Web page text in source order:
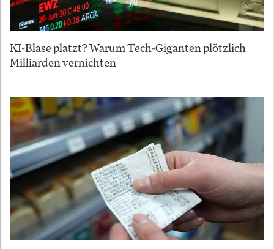
KI-Blase platzt? Warum Tech-Giganten plötzlich
Milliarden vernichten